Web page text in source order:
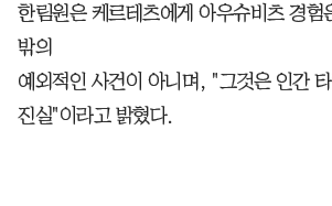
한림원은 케르테츠에게 아우슈비츠 경험
밖의
예외적인 사건이 아니며, "그것은 인간
진실"이라고 밝혔다.